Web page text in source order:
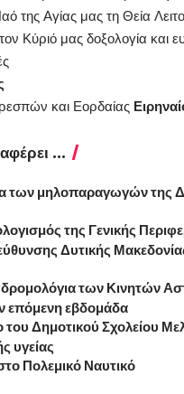
της Αγίας μας τη Θεία
Κύριό μας δοξολογία και
και Εορδαίας
...
των μηλοπαραγωγών της
της Γενικής
Δυτικής
δρομολόγια των Κινητών
επόμενη εβδομάδα
του Δημοτικού Σχολείου
υγείας
Πολεμικό Ναυτικό